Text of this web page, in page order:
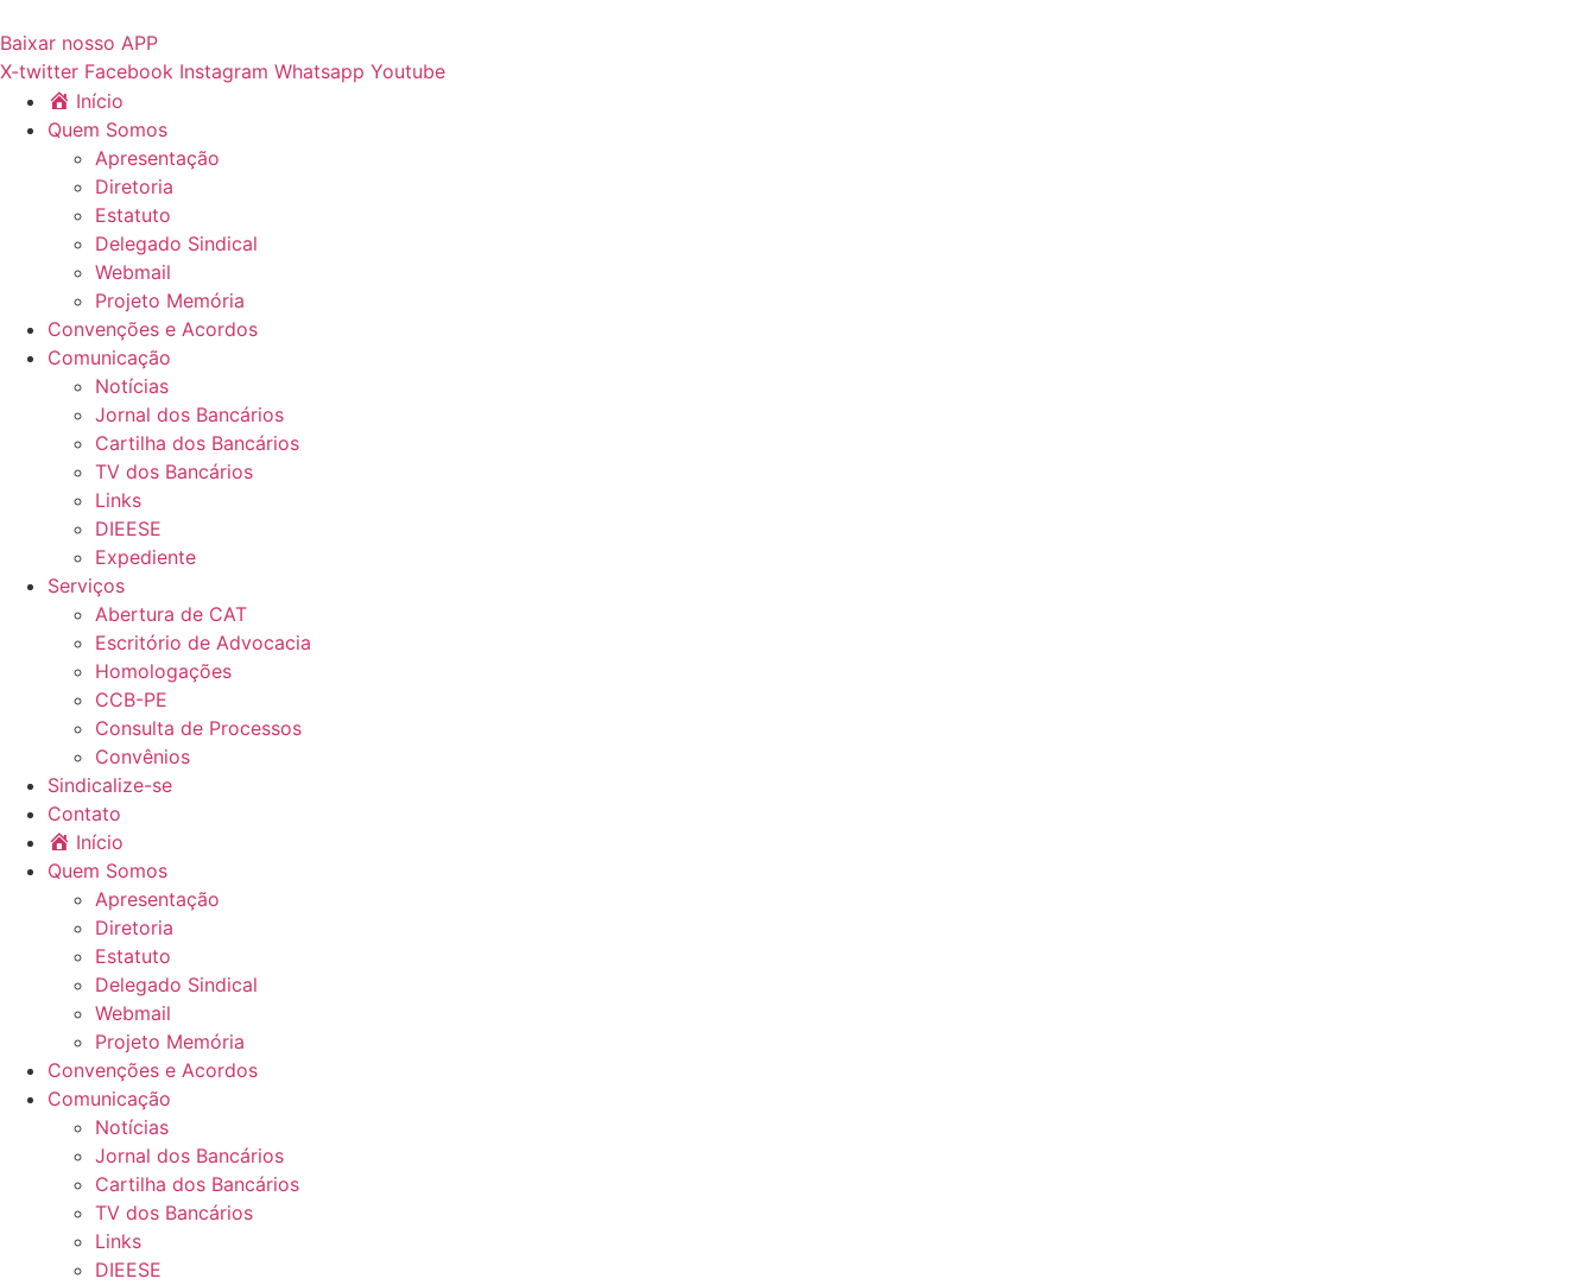
para
o
conteúdo
Baixar nosso APP
X-twitter Facebook Instagram Whatsapp Youtube
Início
Quem Somos
Apresentação
Diretoria
Estatuto
Delegado Sindical
Webmail
Projeto Memória
Convenções e Acordos
Comunicação
Notícias
Jornal dos Bancários
Cartilha dos Bancários
TV dos Bancários
Links
DIEESE
Expediente
Serviços
Abertura de CAT
Escritório de Advocacia
Homologações
CCB-PE
Consulta de Processos
Convênios
Sindicalize-se
Contato
Início
Quem Somos
Apresentação
Diretoria
Estatuto
Delegado Sindical
Webmail
Projeto Memória
Convenções e Acordos
Comunicação
Notícias
Jornal dos Bancários
Cartilha dos Bancários
TV dos Bancários
Links
DIEESE